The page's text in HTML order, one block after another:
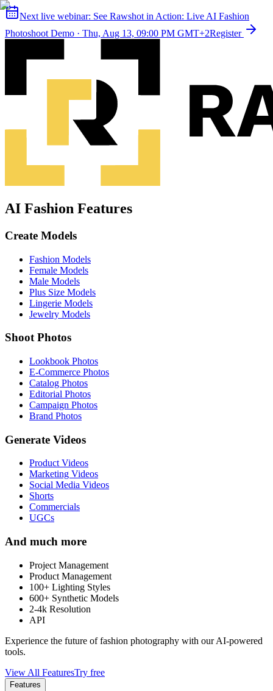
Next live webinar: See Rawshot in Action: Live AI Fashion
Photoshoot Demo · Thu, Aug 13, 09:00 PM GMT+2Register
AI Fashion Features
Create Models
Fashion Models
Female Models
Male Models
Plus Size Models
Lingerie Models
Jewelry Models
Shoot Photos
Lookbook Photos
E-Commerce Photos
Catalog Photos
Editorial Photos
Campaign Photos
Brand Photos
Generate Videos
Product Videos
Marketing Videos
Social Media Videos
Shorts
Commercials
UGCs
And much more
Project Management
Product Management
100+ Lighting Styles
600+ Synthetic Models
2-4k Resolution
API
Experience the future of fashion photography with our AI-powered
tools.
View All FeaturesTry free
Features